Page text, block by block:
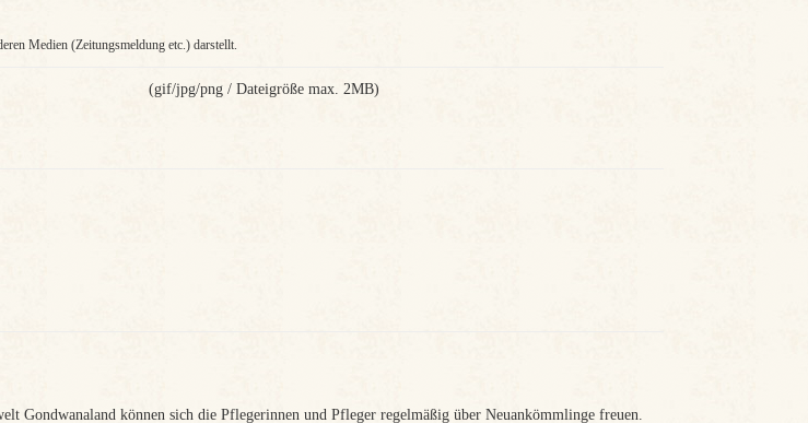
Medien (Zeitungsmeldung etc.) darstellt.
(gif/jpg/png / Dateigröße max. 2MB)
Gondwanaland können sich die Pflegerinnen und Pfleger regelmäßig über Neuankömmlinge freuen.